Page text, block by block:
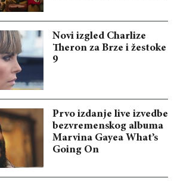
Novi izgled Charlize
Theron za Brze i žestoke
9
Prvo izdanje live izvedbe
bezvremenskog albuma
Marvina Gayea What’s
Going On